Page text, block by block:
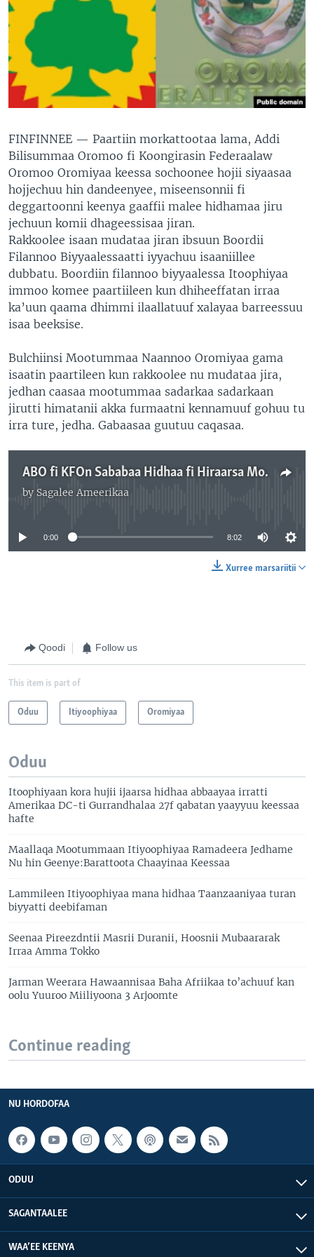
FINFINNEE — Paartiin morkattootaa lama, Addi
Bilisummaa Oromoo fi Koongirasin Federaalaw
Oromoo Oromiyaa keessa sochoonee hojii siyaasaa
hojjechuu hin dandeenyee, miseensonnii fi
deggartoonni keenya gaaffii malee hidhamaa jiru
jechuun komii dhageessisaa jiran.
Rakkoolee isaan mudataa jiran ibsuun Boordii
Filannoo Biyyaalessaatti iyyachuu isaaniillee
dubbatu. Boordiin filannoo biyyaalessa Itoophiyaa
immoo komee paartiileen kun dhiheeffatan irraa
ka’uun qaama dhimmi ilaallatuuf xalayaa barreessuu
isaa beeksise.
Bulchiinsi Mootummaa Naannoo Oromiyaa gama
isaatin paartileen kun rakkoolee nu mudataa jira,
jedhan caasaa mootummaa sadarkaa sadarkaan
jirutti himatanii akka furmaatni kennamuuf gohuu tu
irra ture, jedha. Gabaasaa guutuu caqasaa.
ABO fi KFOn Sababaa Hidhaa fi Hiraarsa Mootummaatiif Oromiyaa Keessa Socho’uu Hin Dandeenye, Jedhan
by Sagalee Ameerikaa
No media source currently available
0:00 8:02
Xurree marsariitii
Qoodi Follow us
This item is part of
Oduu Itiyoophiyaa Oromiyaa
Oduu
Itoophiyaan kora hujii ijaarsa hidhaa abbaayaa irratti
Amerikaa DC-ti Gurrandhalaa 27f qabatan yaayyuu keessaa
hafte
Maallaqa Mootummaan Itiyoophiyaa Ramadeera Jedhame
Nu hin Geenye:Barattoota Chaayinaa Keessaa
Lammileen Itiyoophiyaa mana hidhaa Taanzaaniyaa turan
biyyatti deebifaman
Seenaa Pireezdntii Masrii Duranii, Hoosnii Mubaararak
Irraa Amma Tokko
Jarman Weerara Hawaannisaa Baha Afriikaa to’achuuf kan
oolu Yuuroo Miiliyoona 3 Arjoomte
Continue reading
NU HORDOFAA
ODUU
SAGANTAALEE
WAA’EE KEENYA